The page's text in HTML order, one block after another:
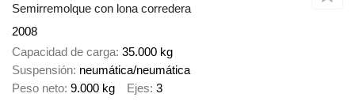
Semirremolque con lona corredera
2008
Capacidad de carga 35.000 kg
Suspensión neumática/neumática
Peso neto 9.000 kg Ejes 3